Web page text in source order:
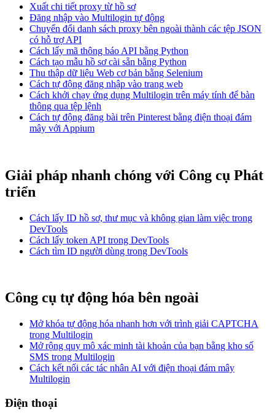
Xuất chi tiết proxy từ hồ sơ
Đăng nhập vào Multilogin tự động
Chuyển đổi danh sách proxy bên ngoài thành các tệp JSON
có hỗ trợ API
Cách lấy mã thông báo API bằng Python
Cách tạo mẫu hồ sơ cài sẵn bằng Python
Thu thập dữ liệu Web cơ bản bằng Selenium
Cách tự động đăng nhập vào trang web
Cách khởi chạy ứng dụng Multilogin trên máy tính để bàn
thông qua tệp lệnh
Cách tự động đăng bài trên Pinterest bằng điện thoại đám
mây với Appium
Giải pháp nhanh chóng với Công cụ Phát
triển
Cách lấy ID hồ sơ, thư mục và không gian làm việc trong
DevTools
Cách lấy token API trong DevTools
Cách tìm ID người dùng trong DevTools
Công cụ tự động hóa bên ngoài
Mở khóa tự động hóa nhanh hơn với trình giải CAPTCHA
trong Multilogin
Mở rộng quy mô xác minh tài khoản của bạn bằng kho số
SMS trong Multilogin
Cách kết nối các tác nhân AI với điện thoại đám mây
Multilogin
Điện thoại